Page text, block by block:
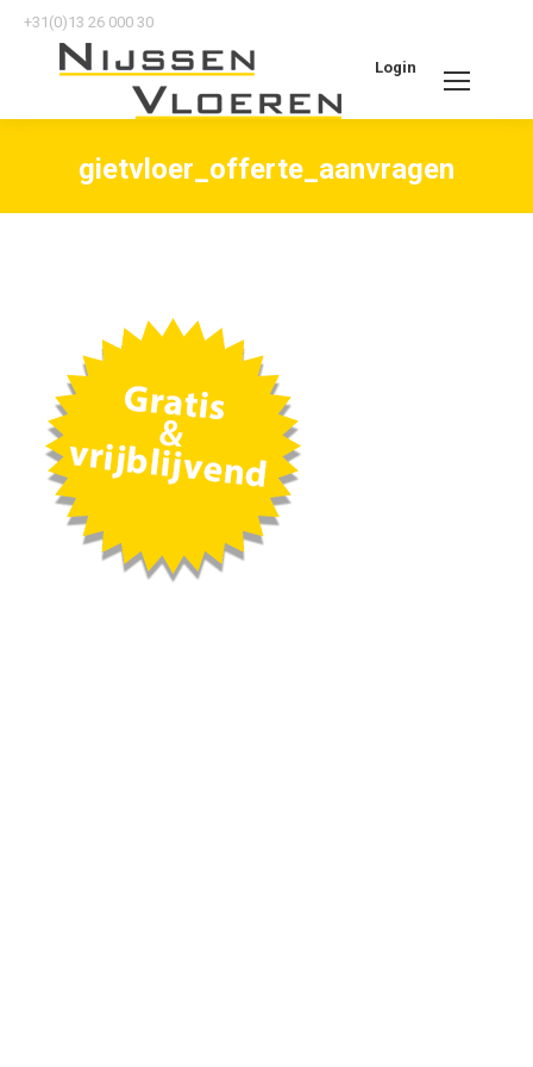
+31(0)13 26 000 30
Login
Search:
gietvloer_offerte_aanvragen